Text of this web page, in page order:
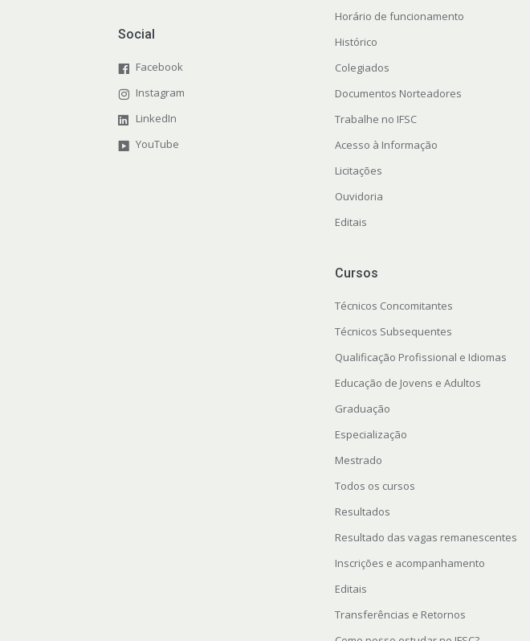
Social
Facebook
Instagram
LinkedIn
YouTube
Horário de funcionamento
Histórico
Colegiados
Documentos Norteadores
Trabalhe no IFSC
Acesso à Informação
Licitações
Ouvidoria
Editais
Cursos
Técnicos Concomitantes
Técnicos Subsequentes
Qualificação Profissional e Idiomas
Educação de Jovens e Adultos
Graduação
Especialização
Mestrado
Todos os cursos
Resultados
Resultado das vagas remanescentes
Inscrições e acompanhamento
Editais
Transferências e Retornos